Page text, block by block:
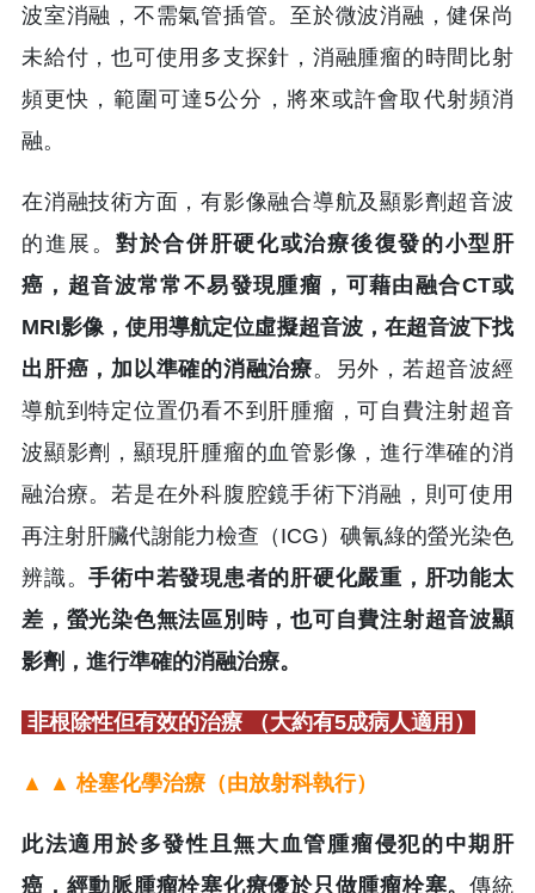
波室消融，不需氣管插管。至於微波消融，健保尚
未給付，也可使用多支探針，消融腫瘤的時間比射
頻更快，範圍可達5公分，將來或許會取代射頻消
融。
在消融技術方面，有影像融合導航及顯影劑超音波
的進展。 對於合併肝硬化或治療後復發的小型肝
癌，超音波常常不易發現腫瘤，可藉由融合CT或
MRI影像，使用導航定位虛擬超音波，在超音波下找
出肝癌，加以準確的消融治療。另外，若超音波經
導航到特定位置仍看不到肝腫瘤，可自費注射超音
波顯影劑，顯現肝腫瘤的血管影像，進行準確的消
融治療。若是在外科腹腔鏡手術下消融，則可使用
再注射肝臟代謝能力檢查（ICG）碘氰綠的螢光染色
辨識。手術中若發現患者的肝硬化嚴重，肝功能太
差，螢光染色無法區別時，也可自費注射超音波顯
影劑，進行準確的消融治療。
非根除性但有效的治療 （大約有5成病人適用）
▲ ▲ 栓塞化學治療（由放射科執行）
此法適用於多發性且無大血管腫瘤侵犯的中期肝
癌，經動脈腫瘤栓塞化療優於只做腫瘤栓塞。傳統